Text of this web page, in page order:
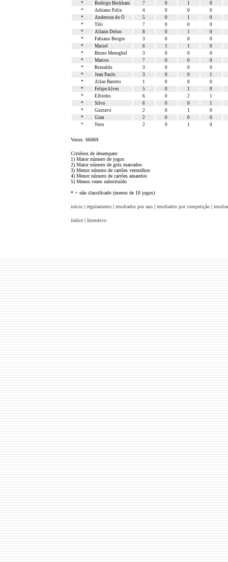
*
Rodrigo Beckham 7 0 1
0
*
Adriano Felix 4 0 0
0
*
Anderson do Ó 5 0 1
0
*
Têti 7 0 0
0
*
Allann Delon 8 0 1
0
*
Fabiano Borges 3 0 0
0
*
Maciel 6 1 1
0
*
Bruno Meneghel 3 0 0
0
*
Marcos 7 0 0
0
*
Reinaldo 3 0 0
0
*
Jean Paulo 3 0 0
1
*
Allan Barreto 1 0 0
0
*
Felipe Alves 5 0 1
0
*
Elbinho 6 0 2
1
*
Silva 6 0 0
1
*
Gustavo 2 0 1
0
*
Gian 2 0 0
0
*
Neto 2 0 1 0
Votos: 66069
Critérios de desempate:
1) Maior número de jogos
2) Maior número de gols marcados
3) Menor número de cartões vermelhos
4) Menor número de cartões amarelos
5) Menos vezes substituído
* = não classificado (menos de 10 jogos)
início | regulamento | resultados por ano | resultados por competição |
índice | Interativo